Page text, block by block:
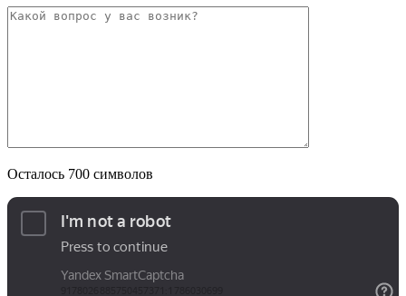
Осталось 700 символов